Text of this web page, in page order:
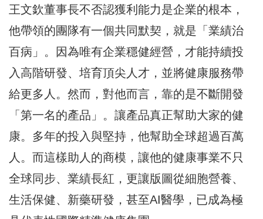
王文欽董事長不否認獲利能力是企業的根本，
他帶領的團隊有一個共同默契，就是「業績治
百病」。因為唯有企業穩健經營，才能持續投
入高階研發、培育頂尖人才，並將健康服務帶
給更多人。然而，對他而言，靠的是不斷開發
「第一名的產品」。讓產品真正幫助大家的健
康。多年的投入與堅持，他幫助全球超過百萬
人。而這樣助人的商模，讓他的健康事業不只
全球同步、業績長紅，更讓版圖從細胞營養、
生活保健、新藥研發，甚至AI醫學，已成為極